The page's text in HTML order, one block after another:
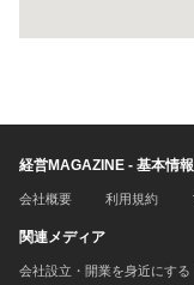
経営MAGAZINE - 基本情報
会社概要 利用規約
関連メディア
会社設立・開業を身近にする